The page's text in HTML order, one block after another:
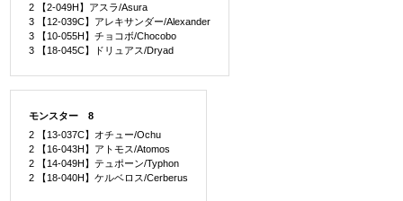
2 【2-049H】アスラ/Asura
3 【12-039C】アレキサンダー/Alexander
3 【10-055H】チョコボ/Chocobo
3 【18-045C】ドリュアス/Dryad
モンスター 8
2 【13-037C】オチュー/Ochu
2 【16-043H】アトモス/Atomos
2 【14-049H】テュポーン/Typhon
2 【18-040H】ケルベロス/Cerberus